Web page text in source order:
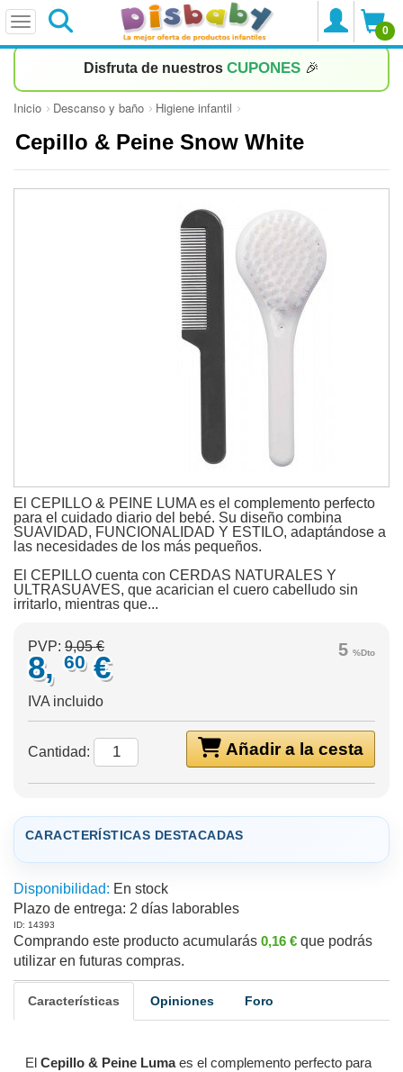
0
Disfruta de nuestros CUPONES 🎉
Inicio Descanso y baño Higiene infantil
Cepillo & Peine Snow White
El CEPILLO & PEINE LUMA es el complemento perfecto
para el cuidado diario del bebé. Su diseño combina
SUAVIDAD, FUNCIONALIDAD Y ESTILO, adaptándose a
las necesidades de los más pequeños.
El CEPILLO cuenta con CERDAS NATURALES Y
ULTRASUAVES, que acarician el cuero cabelludo sin
irritarlo, mientras que...
5 %Dto
PVP: 9,05 €
8, 60 €
IVA incluido
Añadir a la cesta
Cantidad:
CARACTERÍSTICAS DESTACADAS
Disponibilidad: En stock
Plazo de entrega: 2 días laborables
ID: 14393
Comprando este producto acumularás 0,16 € que podrás
utilizar en futuras compras.
Características Opiniones Foro
El Cepillo & Peine Lumaes el complemento perfecto para